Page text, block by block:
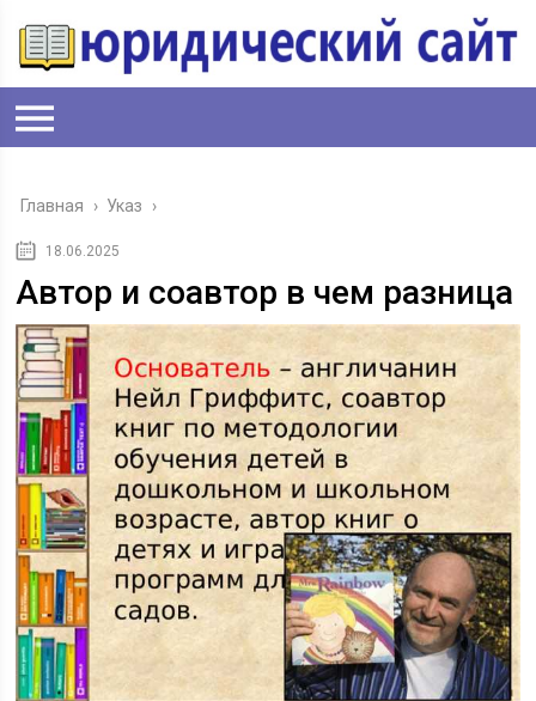
Главная › Указ ›
18.06.2025
Автор и соавтор в чем разница